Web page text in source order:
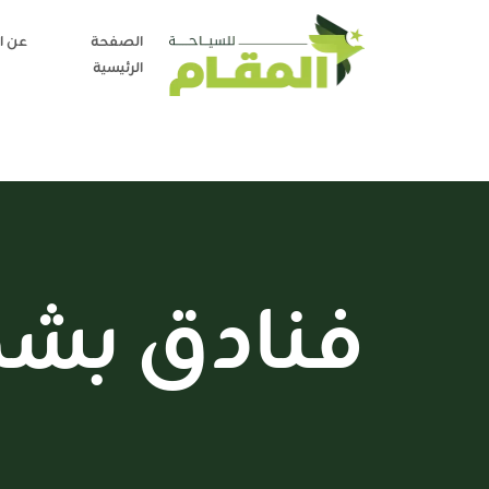
الصفحة
الرئيسية
عن
فنادق